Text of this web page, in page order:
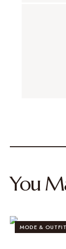
You
MODE &